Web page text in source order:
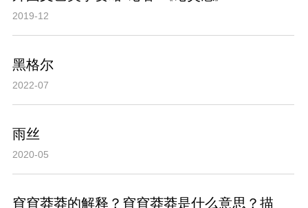
2019-12
黑格尔
2022-07
雨丝
2020-05
窅窅莽莽的解释？窅窅莽莽是什么意思？描